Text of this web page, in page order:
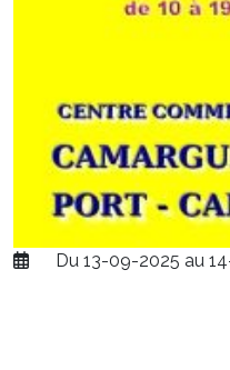
Du 13-09-2025 au